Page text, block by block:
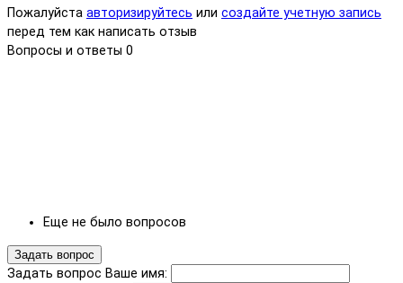
Пожалуйста авторизируйтесь или создайте учетную запись
перед тем как написать отзыв
Вопросы и ответы 0
Еще не было вопросов
Задать вопрос
Задать вопрос Ваше имя: